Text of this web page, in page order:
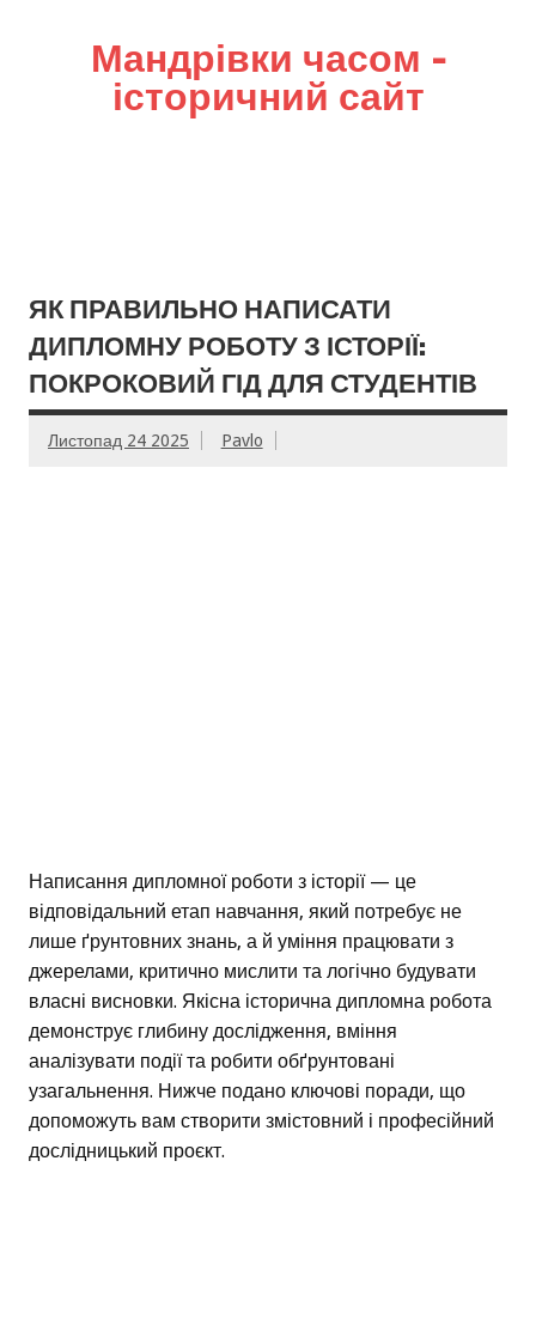
Мандрівки часом –
історичний сайт
ЯК ПРАВИЛЬНО НАПИСАТИ
ДИПЛОМНУ РОБОТУ З ІСТОРІЇ:
ПОКРОКОВИЙ ГІД ДЛЯ СТУДЕНТІВ
Листопад 24 2025 Pavlo
Написання дипломної роботи з історії — це
відповідальний етап навчання, який потребує не
лише ґрунтовних знань, а й уміння працювати з
джерелами, критично мислити та логічно будувати
власні висновки. Якісна історична дипломна робота
демонструє глибину дослідження, вміння
аналізувати події та робити обґрунтовані
узагальнення. Нижче подано ключові поради, що
допоможуть вам створити змістовний і професійний
дослідницький проєкт.